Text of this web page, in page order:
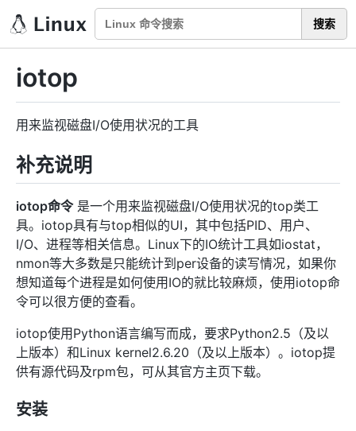
搜索
iotop
用来监视磁盘I/O使用状况的工具
补充说明
iotop命令是一个用来监视磁盘I/O使用状况的top类工
具。iotop具有与top相似的UI，其中包括PID、用户、
I/O、进程等相关信息。Linux下的IO统计工具如iostat，
nmon等大多数是只能统计到per设备的读写情况，如果你
想知道每个进程是如何使用IO的就比较麻烦，使用iotop命
令可以很方便的查看。
iotop使用Python语言编写而成，要求Python2.5（及以
上版本）和Linux kernel2.6.20（及以上版本）。iotop提
供有源代码及rpm包，可从其官方主页下载。
安装